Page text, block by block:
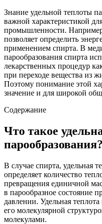
Знание удельной теплоты
важной характеристикой
промышленности.
позволяет определить
применением спирта. В
парообразования спирта
лекарственных процедур
при переходе вещества из
Поэтому понимание этой
значение и для широкой
Содержание
Что такое
парообразования?
В случае спирта, удельная
определяет количество
превращения единичной
в парообразное состояние
давлении. Удельная
его молекулярной
молекулами.